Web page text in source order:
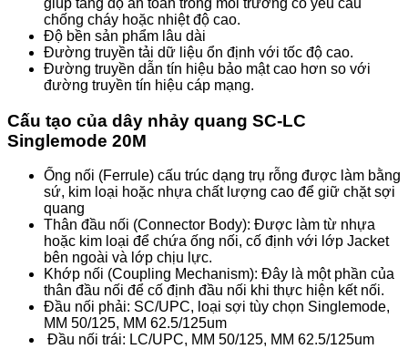
giúp tăng độ an toàn trong môi trường có yêu cầu
chống cháy hoặc nhiệt độ cao.
Độ bền sản phẩm lâu dài
Đường truyền tải dữ liệu ổn định với tốc độ cao.
Đường truyền dẫn tín hiệu bảo mật cao hơn so với
đường truyền tín hiệu cáp mạng.
Cấu tạo của dây nhảy quang SC-LC
Singlemode 20M
Ống nối (Ferrule) cấu trúc dạng trụ rỗng được làm bằng
sứ, kim loại hoặc nhựa chất lượng cao để giữ chặt sợi
quang
Thân đầu nối (Connector Body): Được làm từ nhựa
hoặc kim loại để chứa ống nối, cố định với lớp Jacket
bên ngoài và lớp chịu lực.
Khớp nối (Coupling Mechanism): Đây là một phần của
thân đầu nối để cố định đầu nối khi thực hiện kết nối.
Đầu nối phải: SC/UPC, loại sợi tùy chọn Singlemode,
MM 50/125, MM 62.5/125um
Đầu nối trái: LC/UPC, MM 50/125, MM 62.5/125um